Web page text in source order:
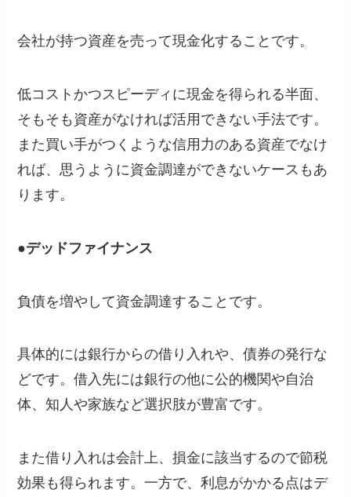
会社が持つ資産を売って現金化することです。
低コストかつスピーディに現金を得られる半面、
そもそも資産がなければ活用できない手法です。
また買い手がつくような信用力のある資産でなけ
れば、思うように資金調達ができないケースもあ
ります。
●デッドファイナンス
負債を増やして資金調達することです。
具体的には銀行からの借り入れや、債券の発行な
どです。借入先には銀行の他に公的機関や自治
体、知人や家族など選択肢が豊富です。
また借り入れは会計上、損金に該当するので節税
効果も得られます。一方で、利息がかかる点はデ